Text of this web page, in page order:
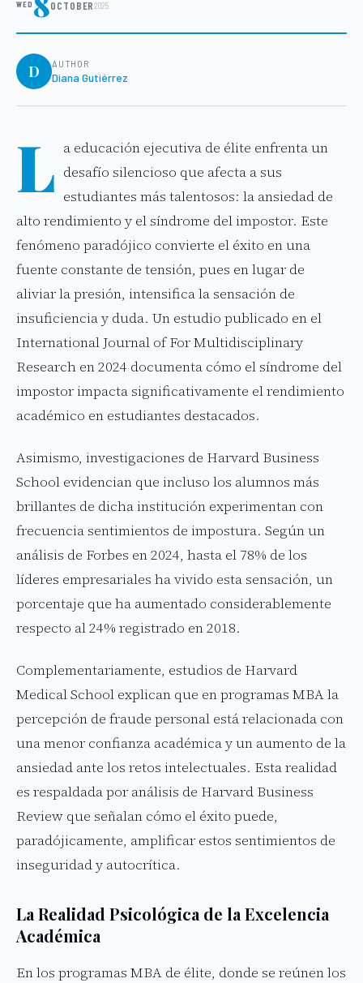
WED OCTOBER2025
D AUTHOR
Diana Gutiérrez
L a educación ejecutiva de élite enfrenta un
desafío silencioso que afecta a sus
estudiantes más talentosos: la ansiedad de
alto rendimiento y el síndrome del impostor. Este
fenómeno paradójico convierte el éxito en una
fuente constante de tensión, pues en lugar de
aliviar la presión, intensifica la sensación de
insuficiencia y duda. Un estudio publicado en el
International Journal of For Multidisciplinary
Research en 2024 documenta cómo el síndrome del
impostor impacta significativamente el rendimiento
académico en estudiantes destacados.
Asimismo, investigaciones de Harvard Business
School evidencian que incluso los alumnos más
brillantes de dicha institución experimentan con
frecuencia sentimientos de impostura. Según un
análisis de Forbes en 2024, hasta el 78% de los
líderes empresariales ha vivido esta sensación, un
porcentaje que ha aumentado considerablemente
respecto al 24% registrado en 2018.
Complementariamente, estudios de Harvard
Medical School explican que en programas MBA la
percepción de fraude personal está relacionada con
una menor confianza académica y un aumento de la
ansiedad ante los retos intelectuales. Esta realidad
es respaldada por análisis de Harvard Business
Review que señalan cómo el éxito puede,
paradójicamente, amplificar estos sentimientos de
inseguridad y autocrítica.
La Realidad Psicológica de la Excelencia
Académica
En los programas MBA de élite, donde se reúnen los